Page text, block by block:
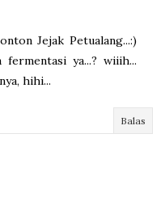
Jejak Petualang...:)
ya...? wiiih...
hihi...
Balas